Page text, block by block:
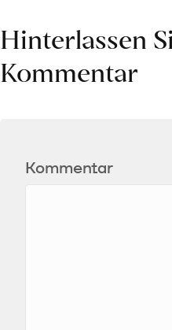
Hinterlassen
Kommentar
Kommentar